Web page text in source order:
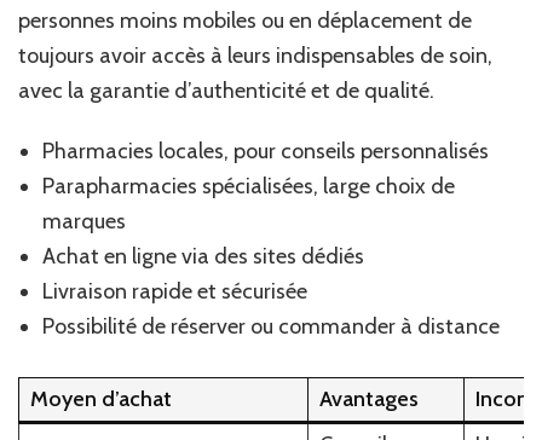
personnes moins mobiles ou en déplacement de
toujours avoir accès à leurs indispensables de soin,
avec la garantie d’authenticité et de qualité.
Pharmacies locales, pour conseils personnalisés
Parapharmacies spécialisées, large choix de
marques
Achat en ligne via des sites dédiés
Livraison rapide et sécurisée
Possibilité de réserver ou commander à distance
Moyen d’achat Avantages